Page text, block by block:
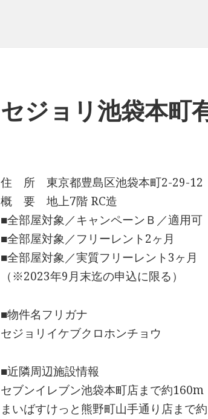
セジョリ池袋本町
住 所 東京都豊島区池袋本町2-29-12
概 要 地上7階 RC造
■全部屋対象／キャンペーンＢ／適用可
■全部屋対象／フリーレント2ヶ月
■全部屋対象／実質フリーレント3ヶ月
（※2023年9月末迄の申込に限る）
■物件名フリガナ
セジョリイケブクロホンチョウ
■近隣周辺施設情報
セブンイレブン池袋本町店まで約160m
まいばすけっと熊野町山手通り店まで